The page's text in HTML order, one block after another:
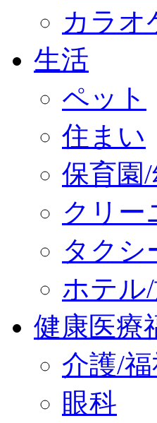
カラオ
生活
ペット
住まい
保育園
クリー
タクシ
ホテル
健康医療
介護/
眼科